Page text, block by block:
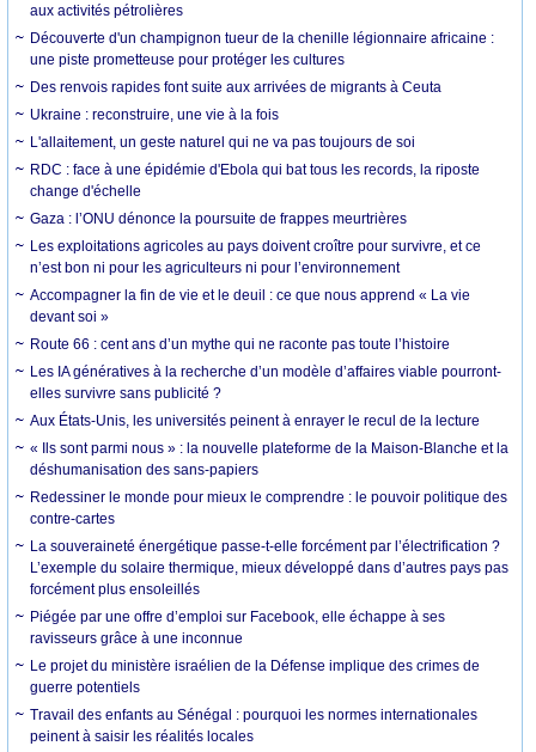
aux activités pétrolières
Découverte d'un champignon tueur de la chenille légionnaire africaine :
une piste prometteuse pour protéger les cultures
Des renvois rapides font suite aux arrivées de migrants à Ceuta
Ukraine : reconstruire, une vie à la fois
L'allaitement, un geste naturel qui ne va pas toujours de soi
RDC : face à une épidémie d'Ebola qui bat tous les records, la riposte
change d'échelle
Gaza : l’ONU dénonce la poursuite de frappes meurtrières
Les exploitations agricoles au pays doivent croître pour survivre, et ce
n’est bon ni pour les agriculteurs ni pour l’environnement
Accompagner la fin de vie et le deuil : ce que nous apprend « La vie
devant soi »
Route 66 : cent ans d’un mythe qui ne raconte pas toute l’histoire
Les IA génératives à la recherche d’un modèle d’affaires viable pourront-
elles survivre sans publicité ?
Aux États-Unis, les universités peinent à enrayer le recul de la lecture
« Ils sont parmi nous » : la nouvelle plateforme de la Maison-Blanche et la
déshumanisation des sans-papiers
Redessiner le monde pour mieux le comprendre : le pouvoir politique des
contre-cartes
La souveraineté énergétique passe-t-elle forcément par l’électrification ?
L’exemple du solaire thermique, mieux développé dans d’autres pays pas
forcément plus ensoleillés
Piégée par une offre d’emploi sur Facebook, elle échappe à ses
ravisseurs grâce à une inconnue
Le projet du ministère israélien de la Défense implique des crimes de
guerre potentiels
Travail des enfants au Sénégal : pourquoi les normes internationales
peinent à saisir les réalités locales